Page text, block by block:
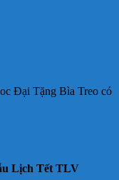
Đại Tặng Bìa Treo có